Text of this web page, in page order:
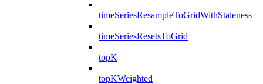
timeSeriesResampleToGridWithStaleness
timeSeriesResetsToGrid
topK
topKWeighted